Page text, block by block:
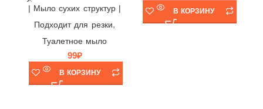
| Мыло сухих структур |
Подходит для резки,
Туалетное мыло
99₽
В КОРЗИНУ
В КОРЗИНУ